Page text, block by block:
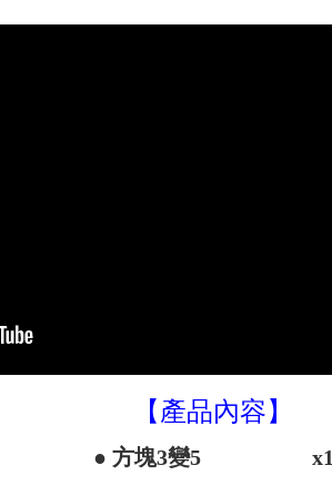
【產品內容】
● 方塊3變5 x1